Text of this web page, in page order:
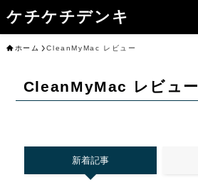
ケチケチデンキ
ホーム CleanMyMac レビュー
CleanMyMac レビュー
新着記事